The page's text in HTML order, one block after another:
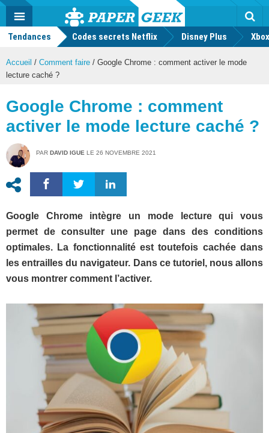
Actu
geek
MENU
Tendances Codes secrets Netflix Disney Plus
Accueil / Comment faire / Google Chrome : comment activer le mode
lecture caché ?
Google Chrome : comment
activer le mode lecture caché ?
PAR DAVID IGUE LE 26 NOVEMBRE 2021
Google Chrome intègre un mode lecture qui vous
permet de consulter une page dans des conditions
optimales. La fonctionnalité est toutefois cachée dans
les entrailles du navigateur. Dans ce tutoriel, nous allons
vous montrer comment l’activer.
Mode
FacebookTwitter Youtube